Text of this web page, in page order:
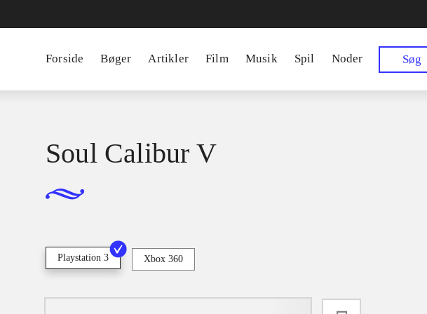
Forside Bøger Artikler Film Musik Spil Noder Søg
Soul Calibur V
Playstation 3 Xbox 360